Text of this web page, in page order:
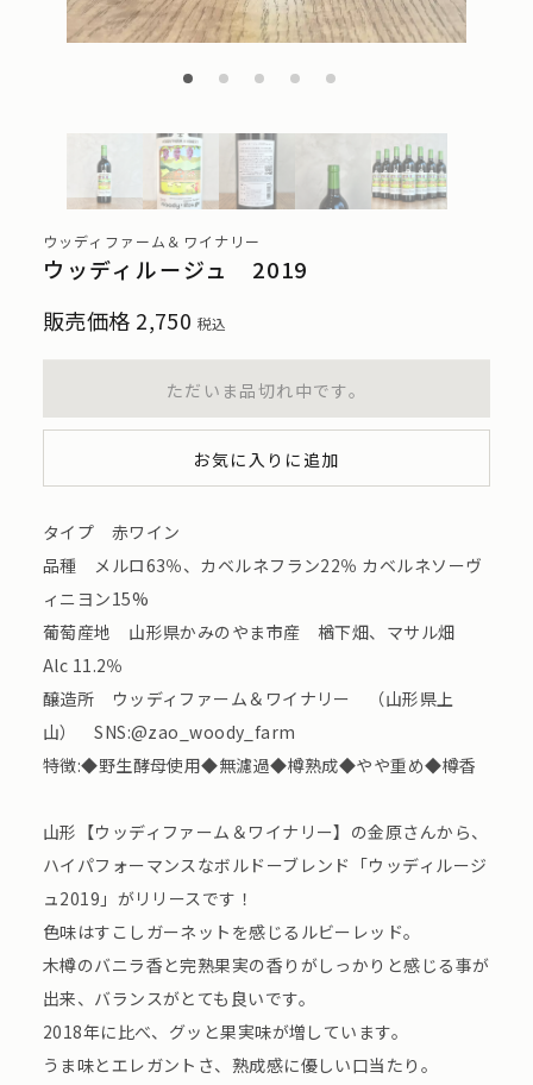
ウッディファーム＆ワイナリー
ウッディルージュ 2019
販売価格 2,750 税込
ただいま品切れ中です。
お気に入りに追加
タイプ 赤ワイン
品種 メルロ63％、カベルネフラン22％ カベルネソーヴ
ィニヨン15%
葡萄産地 山形県かみのやま市産 楢下畑、マサル畑
Alc 11.2％
醸造所 ウッディファーム＆ワイナリー （山形県上
山） SNS:@zao_woody_farm
特徴:◆野生酵母使用◆無濾過◆樽熟成◆やや重め◆樽香
山形【ウッディファーム＆ワイナリー】の金原さんから、
ハイパフォーマンスなボルドーブレンド「ウッディルージ
ュ2019」がリリースです！
色味はすこしガーネットを感じるルビーレッド。
木樽のバニラ香と完熟果実の香りがしっかりと感じる事が
出来、バランスがとても良いです。
2018年に比べ、グッと果実味が増しています。
うま味とエレガントさ、熟成感に優しい口当たり。